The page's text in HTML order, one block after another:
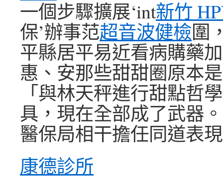
一個步驟擴展‘int新竹
保’辦事范超音波健檢圍
平縣居平易近看病購藥
惠、安那些甜甜圈原本
「與林天秤進行甜點哲
具，現在全部成了武器
醫保局相干擔任同道表
康德診所